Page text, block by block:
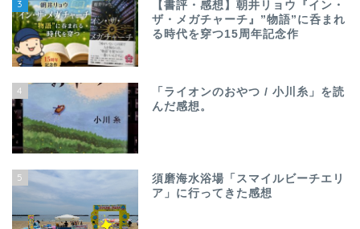
3
【書評・感想】朝井リョウ『イン・
ザ・メガチャーチ』”物語”に呑まれ
る時代を穿つ15周年記念作
4
「ライオンのおやつ / 小川糸」を読
んだ感想。
5
須磨海水浴場「スマイルビーチエリ
ア」に行ってきた感想